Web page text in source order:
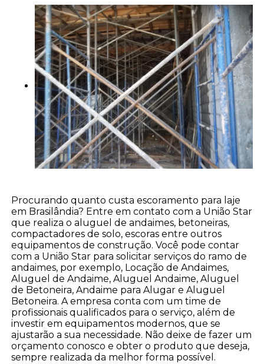
Procurando quanto custa escoramento para laje
em Brasilândia? Entre em contato com a União Star
que realiza o aluguel de andaimes, betoneiras,
compactadores de solo, escoras entre outros
equipamentos de construção. Você pode contar
com a União Star para solicitar serviços do ramo de
andaimes, por exemplo, Locação de Andaimes,
Aluguel de Andaime, Aluguel Andaime, Aluguel
de Betoneira, Andaime para Alugar e Aluguel
Betoneira. A empresa conta com um time de
profissionais qualificados para o serviço, além de
investir em equipamentos modernos, que se
ajustarão a sua necessidade. Não deixe de fazer um
orçamento conosco e obter o produto que deseja,
sempre realizada da melhor forma possível.